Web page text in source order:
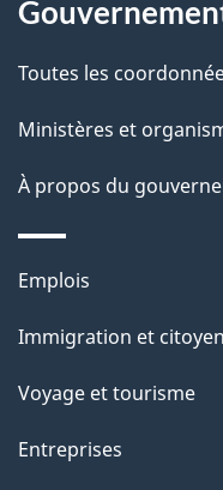
p
a
Toutes les
Ministères et
À propos du
Thèmes
sujets
Emplois
Immigration et
Voyage et tourisme
Entreprises